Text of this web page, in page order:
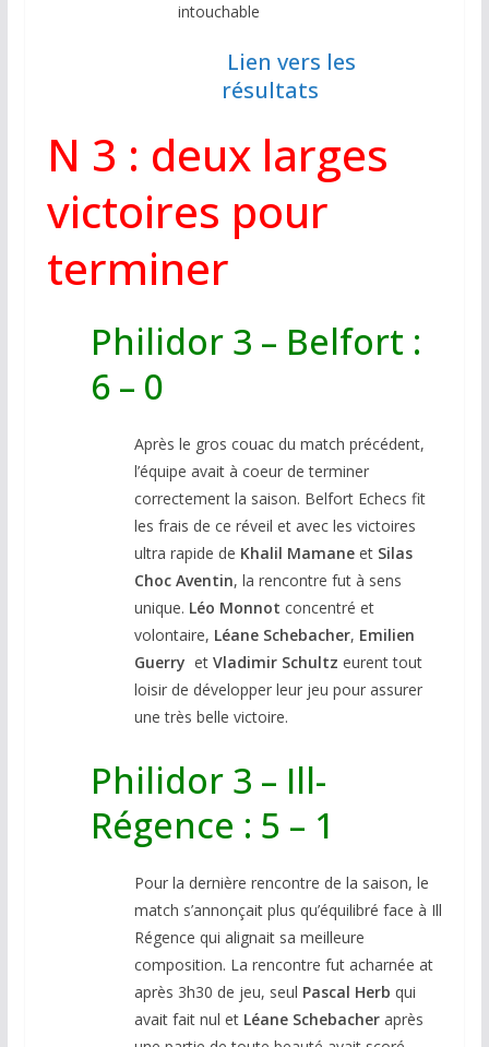
intouchable
Lien vers les
résultats
N 3 : deux larges
victoires pour
terminer
Philidor 3 – Belfort :
6 – 0
Après le gros couac du match précédent,
l’équipe avait à coeur de terminer
correctement la saison. Belfort Echecs fit
les frais de ce réveil et avec les victoires
ultra rapide de Khalil Mamane etSilas
Choc Aventin, la rencontre fut à sens
unique. Léo Monnot concentré et
volontaire, Léane Schebacher, Emilien
Guerry etVladimir Schultz eurent tout
loisir de développer leur jeu pour assurer
une très belle victoire.
Philidor 3 – Ill-
Régence : 5 – 1
Pour la dernière rencontre de la saison, le
match s’annonçait plus qu’équilibré face à Ill
Régence qui alignait sa meilleure
composition. La rencontre fut acharnée at
après 3h30 de jeu, seul Pascal Herb qui
avait fait nul et Léane Schebacheraprès